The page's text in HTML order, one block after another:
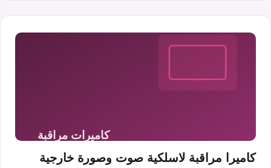
كاميرا مراقبة لاسلكية صوت وصورة خارجية